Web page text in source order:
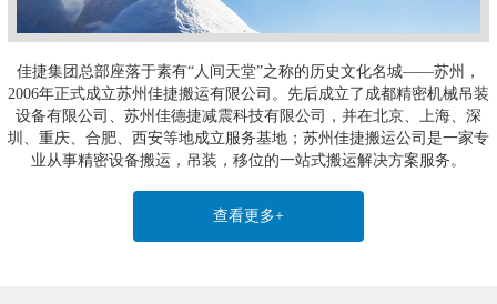
佳捷集团总部座落于素有“人间天堂”之称的历史文化名城——苏州，
2006年正式成立苏州佳捷搬运有限公司。先后成立了成都精密机械吊装
设备有限公司、苏州佳德捷减震科技有限公司，并在北京、上海、深
圳、重庆、合肥、西安等地成立服务基地；苏州佳捷搬运公司是一家专
业从事精密设备搬运，吊装，移位的一站式搬运解决方案服务。
查看更多+